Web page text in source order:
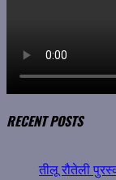
RECENT POSTS
तीलू रौतेली